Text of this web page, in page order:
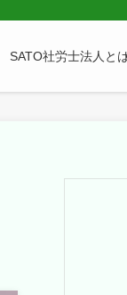
SATO社労士法人と